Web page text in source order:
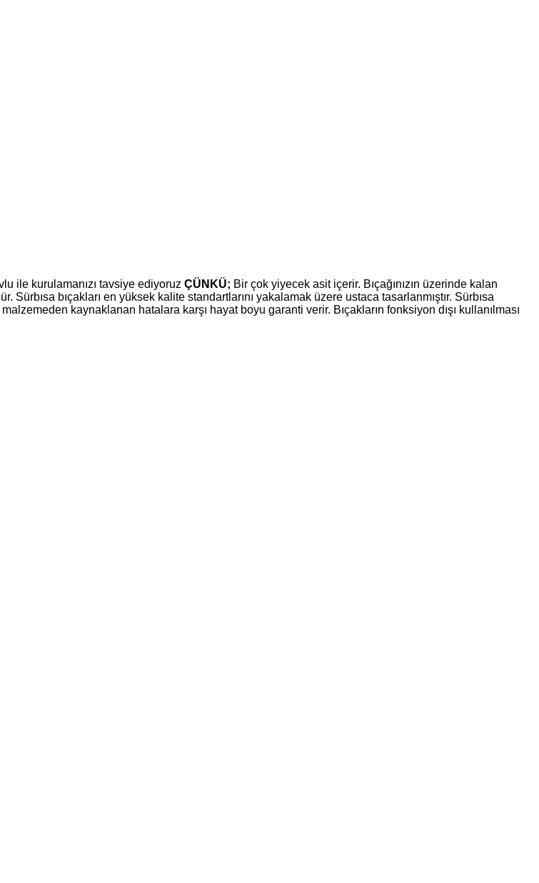
ile kurulamanızı tavsiye ediyoruz ÇÜNKÜ; Bir çok yiyecek asit içerir. Bıçağınızın üzerinde kalan
Sürbısa bıçakları en yüksek kalite standartlarını yakalamak üzere ustaca tasarlanmıştır. Sürbısa
kaynaklanan hatalara karşı hayat boyu garanti verir. Bıçakların fonksiyon dışı kullanılması